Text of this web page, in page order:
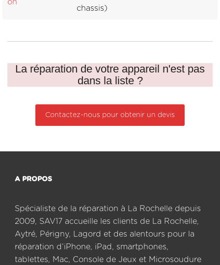
chassis)
La réparation de votre appareil n'est pas
dans la liste ?
Contactez-nous pour obtenir un devis
A PROPOS
Spécialiste de la réparation à La Rochelle depuis
2009, SAV17 accueille les clients de La Rochelle,
Aytré, Périgny, Lagord et des alentours pour la
réparation d’iPhone, iPad, smartphones,
tablettes, Mac, Console de Jeux et Microsoudure